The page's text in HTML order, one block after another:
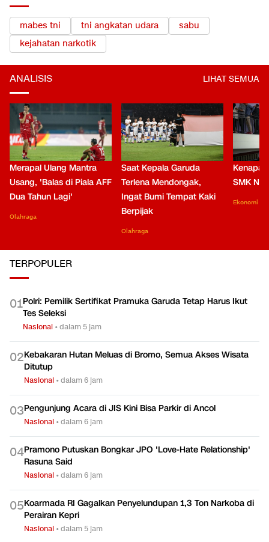
mabes tni tni angkatan udara
sabu
kejahatan narkotik
ANALISIS LIHAT SEMUA
Merapal Ulang Mantra
Usang, 'Balas di Piala AFF
Dua Tahun Lagi'
Olahraga
Saat Kepala Garuda
Terlena Mendongak,
Ingat Bumi Tempat Kaki
Berpijak
Olahraga
Kenapa
SMK
Ekonomi
TERPOPULER
01Polri: Pemilik Sertifikat Pramuka Garuda Tetap Harus Ikut
Tes Seleksi
Nasional •dalam 5 jam
02Kebakaran Hutan Meluas di Bromo, Semua Akses Wisata
Ditutup
Nasional •dalam 6 jam
03Pengunjung Acara di JIS Kini Bisa Parkir di Ancol
Nasional •dalam 6 jam
04Pramono Putuskan Bongkar JPO 'Love-Hate Relationship'
Rasuna Said
Nasional •dalam 6 jam
05Koarmada RI Gagalkan Penyelundupan 1,3 Ton Narkoba di
Perairan Kepri
Nasional •dalam 5 jam